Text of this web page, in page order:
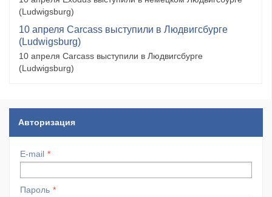
(Ludwigsburg)
10 апреля Carcass выступили в Людвигсбурге
(Ludwigsburg)
10 апреля Carcass выступили в Людвигсбурге
(Ludwigsburg)
Авторизация
E-mail
Пароль